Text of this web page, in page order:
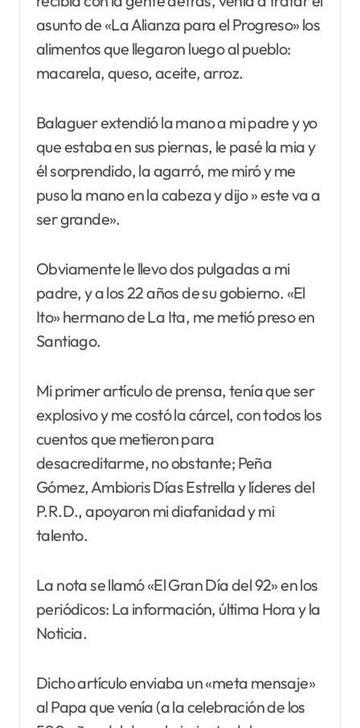
asunto de «La Alianza para el Progreso» los
alimentos que llegaron luego al pueblo:
macarela, queso, aceite, arroz.
Balaguer extendió la mano a mi padre y yo
que estaba en sus piernas, le pasé la mia y
él sorprendido, la agarró, me miró y me
puso la mano en la cabeza y dijo » este va a
ser grande».
Obviamente le llevo dos pulgadas a mi
padre, y a los 22 años de su gobierno. «El
Ito» hermano de La Ita, me metió preso en
Santiago.
Mi primer artículo de prensa, tenía que ser
explosivo y me costó la cárcel, con todos los
cuentos que metieron para
desacreditarme, no obstante; Peña
Gómez, Ambioris Días Estrella y líderes del
P.R.D., apoyaron mi diafanidad y mi
talento.
La nota se llamó «El Gran Día del 92» en los
periódicos: La información, última Hora y la
Noticia.
Dicho artículo enviaba un «meta mensaje»
al Papa que venía (a la celebración de los